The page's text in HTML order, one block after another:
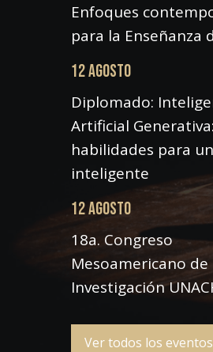
Enfoques
para la Enseñanza
12 AGOSTO
Diplomado:
Artificial Generativa:
habilidades para
inteligente
12 AGOSTO
18a. Congreso
Mesoamericano de
Investigación
Ver todos los eventos